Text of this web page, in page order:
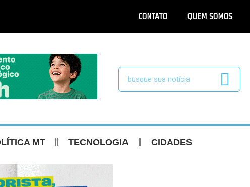
CONTATO QUEM SOMOS
MT TECNOLOGIA CIDADES